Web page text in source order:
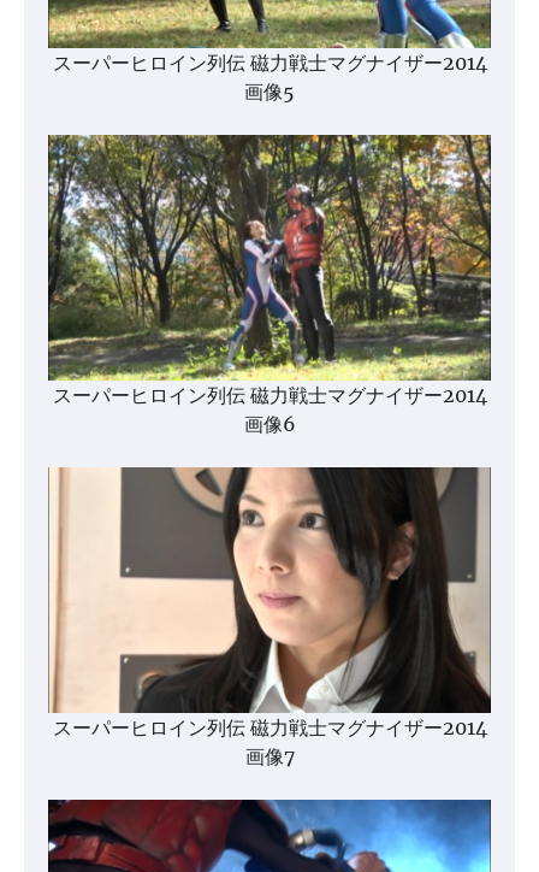
スーパーヒロイン列伝 磁力戦士マグナイザー2014
画像5
スーパーヒロイン列伝 磁力戦士マグナイザー2014
画像6
スーパーヒロイン列伝 磁力戦士マグナイザー2014
画像7